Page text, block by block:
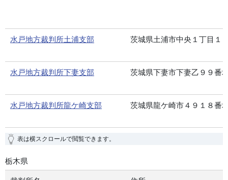
水戸地方裁判所土浦支部 茨城県土浦市中央１丁目１
水戸地方裁判所下妻支部 茨城県下妻市下妻乙９９番
水戸地方裁判所龍ケ崎支部 茨城県龍ケ崎市４９１８番
表は横スクロールで閲覧できます。
栃木県